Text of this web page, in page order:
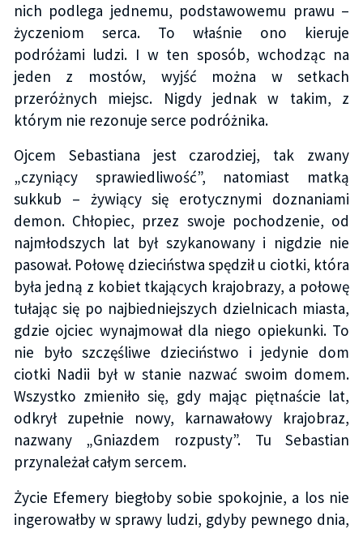
nich podlega jednemu, podstawowemu prawu –
życzeniom serca. To właśnie ono kieruje
podróżami ludzi. I w ten sposób, wchodząc na
jeden z mostów, wyjść można w setkach
przeróżnych miejsc. Nigdy jednak w takim, z
którym nie rezonuje serce podróżnika.
Ojcem Sebastiana jest czarodziej, tak zwany
„czyniący sprawiedliwość”, natomiast matką
sukkub – żywiący się erotycznymi doznaniami
demon. Chłopiec, przez swoje pochodzenie, od
najmłodszych lat był szykanowany i nigdzie nie
pasował. Połowę dzieciństwa spędził u ciotki, która
była jedną z kobiet tkających krajobrazy, a połowę
tułając się po najbiedniejszych dzielnicach miasta,
gdzie ojciec wynajmował dla niego opiekunki. To
nie było szczęśliwe dzieciństwo i jedynie dom
ciotki Nadii był w stanie nazwać swoim domem.
Wszystko zmieniło się, gdy mając piętnaście lat,
odkrył zupełnie nowy, karnawałowy krajobraz,
nazwany „Gniazdem rozpusty”. Tu Sebastian
przynależał całym sercem.
Życie Efemery biegłoby sobie spokojnie, a los nie
ingerowałby w sprawy ludzi, gdyby pewnego dnia,